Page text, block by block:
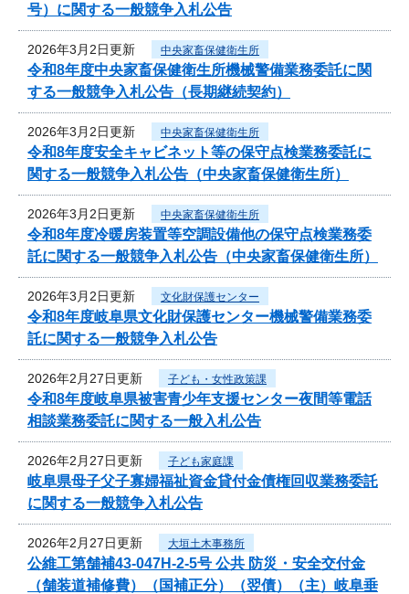
号）に関する一般競争入札公告
2026年3月2日更新 中央家畜保健衛生所
令和8年度中央家畜保健衛生所機械警備業務委託に関
する一般競争入札公告（長期継続契約）
2026年3月2日更新 中央家畜保健衛生所
令和8年度安全キャビネット等の保守点検業務委託に
関する一般競争入札公告（中央家畜保健衛生所）
2026年3月2日更新 中央家畜保健衛生所
令和8年度冷暖房装置等空調設備他の保守点検業務委
託に関する一般競争入札公告（中央家畜保健衛生所）
2026年3月2日更新 文化財保護センター
令和8年度岐阜県文化財保護センター機械警備業務委
託に関する一般競争入札公告
2026年2月27日更新 子ども・女性政策課
令和8年度岐阜県被害青少年支援センター夜間等電話
相談業務委託に関する一般入札公告
2026年2月27日更新 子ども家庭課
岐阜県母子父子寡婦福祉資金貸付金債権回収業務委託
に関する一般競争入札公告
2026年2月27日更新 大垣土木事務所
公維工第舗補43-047H-2-5号 公共 防災・安全交付金
（舗装道補修費）（国補正分）（翌債）（主）岐阜垂